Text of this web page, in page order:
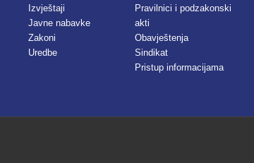
Izvještaji
Javne nabavke
Zakoni
Uredbe
Pravilnici i podzakonski
akti
Obavještenja
Sindikat
Pristup informacijama